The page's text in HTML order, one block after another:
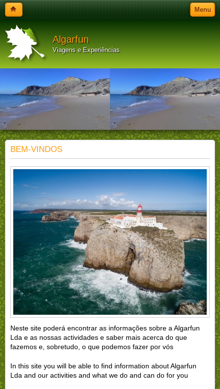
Menu
Algarfun
Viagens e Experiências
BEM-VINDOS
Neste site poderá encontrar as informações sobre a Algarfun
Lda e as nossas actividades e saber mais acerca do que
fazemos e, sobretudo, o que podemos fazer por vós
In this site you will be able to find information about Algarfun
Lda and our activities and what we do and can do for you